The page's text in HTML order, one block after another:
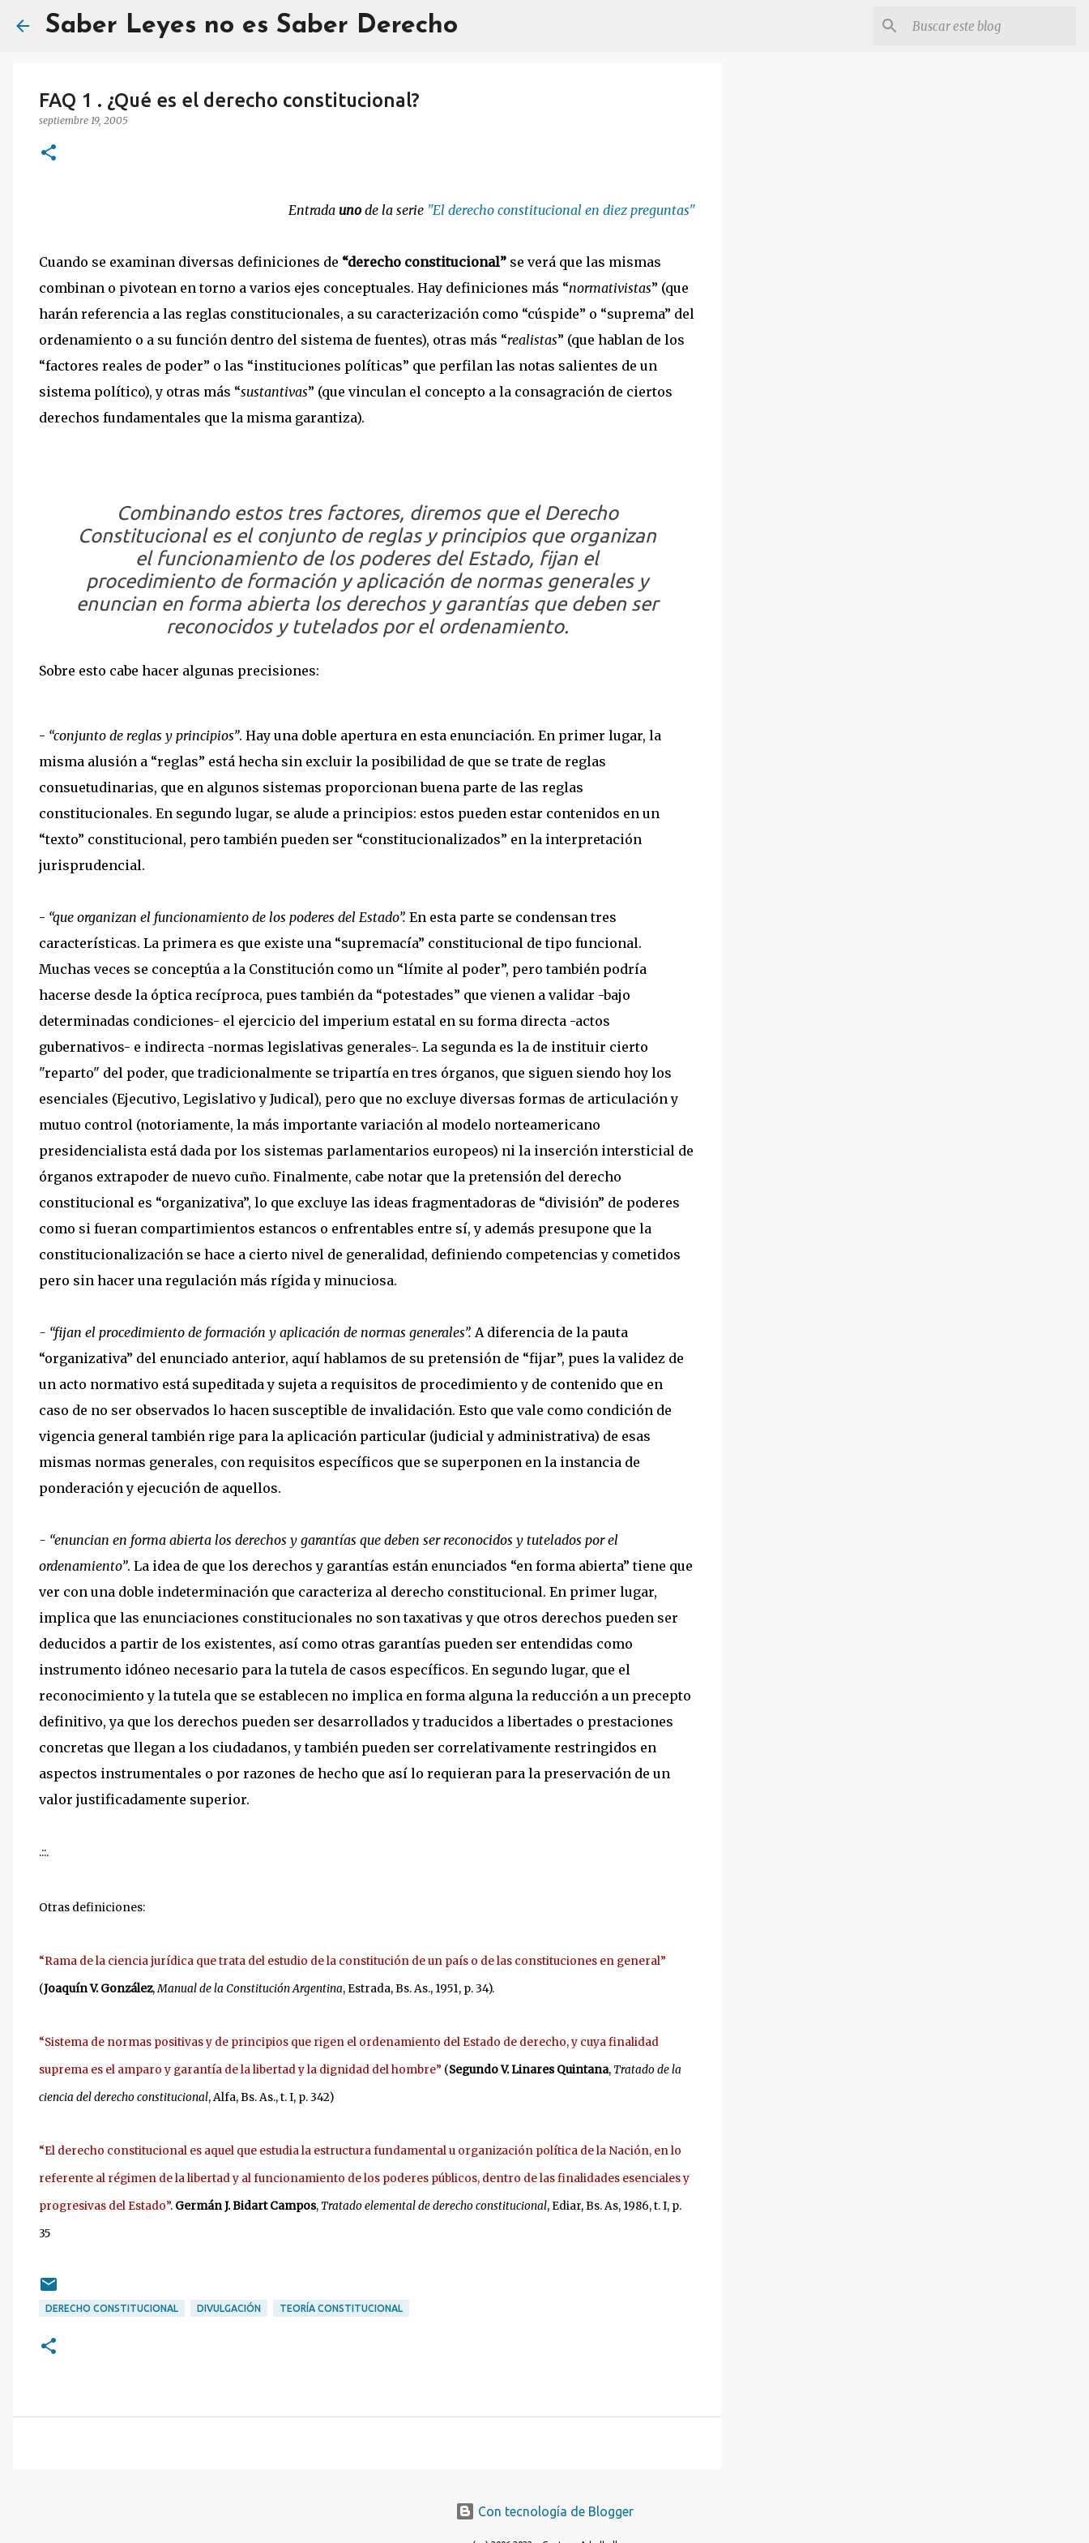
Saber Leyes no es Saber Derecho
FAQ 1 . ¿Qué es el derecho constitucional?
septiembre 19, 2005
Entrada uno de la serie "El derecho constitucional en diez preguntas"
Cuando se examinan diversas definiciones de “derecho constitucional” se verá que las mismas
combinan o pivotean en torno a varios ejes conceptuales. Hay definiciones más “normativistas” (que
harán referencia a las reglas constitucionales, a su caracterización como “cúspide” o “suprema” del
ordenamiento o a su función dentro del sistema de fuentes), otras más “realistas” (que hablan de los
“factores reales de poder” o las “instituciones políticas” que perfilan las notas salientes de un
sistema político), y otras más “sustantivas” (que vinculan el concepto a la consagración de ciertos
derechos fundamentales que la misma garantiza).
Combinando estos tres factores, diremos que el Derecho
Constitucional es el conjunto de reglas y principios que organizan
el funcionamiento de los poderes del Estado, fijan el
procedimiento de formación y aplicación de normas generales y
enuncian en forma abierta los derechos y garantías que deben ser
reconocidos y tutelados por el ordenamiento.
Sobre esto cabe hacer algunas precisiones:
- “conjunto de reglas y principios”. Hay una doble apertura en esta enunciación. En primer lugar, la
misma alusión a “reglas” está hecha sin excluir la posibilidad de que se trate de reglas
consuetudinarias, que en algunos sistemas proporcionan buena parte de las reglas
constitucionales. En segundo lugar, se alude a principios: estos pueden estar contenidos en un
“texto” constitucional, pero también pueden ser “constitucionalizados” en la interpretación
jurisprudencial.
- “que organizan el funcionamiento de los poderes del Estado”. En esta parte se condensan tres
características. La primera es que existe una “supremacía” constitucional de tipo funcional.
Muchas veces se conceptúa a la Constitución como un “límite al poder”, pero también podría
hacerse desde la óptica recíproca, pues también da “potestades” que vienen a validar -bajo
determinadas condiciones- el ejercicio del imperium estatal en su forma directa -actos
gubernativos- e indirecta -normas legislativas generales-. La segunda es la de instituir cierto
"reparto" del poder, que tradicionalmente se tripartía en tres órganos, que siguen siendo hoy los
esenciales (Ejecutivo, Legislativo y Judical), pero que no excluye diversas formas de articulación y
mutuo control (notoriamente, la más importante variación al modelo norteamericano
presidencialista está dada por los sistemas parlamentarios europeos) ni la inserción intersticial de
órganos extrapoder de nuevo cuño. Finalmente, cabe notar que la pretensión del derecho
constitucional es “organizativa”, lo que excluye las ideas fragmentadoras de “división” de poderes
como si fueran compartimientos estancos o enfrentables entre sí, y además presupone que la
constitucionalización se hace a cierto nivel de generalidad, definiendo competencias y cometidos
pero sin hacer una regulación más rígida y minuciosa.
- “fijan el procedimiento de formación y aplicación de normas generales”. A diferencia de la pauta
“organizativa” del enunciado anterior, aquí hablamos de su pretensión de “fijar”, pues la validez de
un acto normativo está supeditada y sujeta a requisitos de procedimiento y de contenido que en
caso de no ser observados lo hacen susceptible de invalidación. Esto que vale como condición de
vigencia general también rige para la aplicación particular (judicial y administrativa) de esas
mismas normas generales, con requisitos específicos que se superponen en la instancia de
ponderación y ejecución de aquellos.
- “enuncian en forma abierta los derechos y garantías que deben ser reconocidos y tutelados por el
ordenamiento”. La idea de que los derechos y garantías están enunciados “en forma abierta” tiene que
ver con una doble indeterminación que caracteriza al derecho constitucional. En primer lugar,
implica que las enunciaciones constitucionales no son taxativas y que otros derechos pueden ser
deducidos a partir de los existentes, así como otras garantías pueden ser entendidas como
instrumento idóneo necesario para la tutela de casos específicos. En segundo lugar, que el
reconocimiento y la tutela que se establecen no implica en forma alguna la reducción a un precepto
definitivo, ya que los derechos pueden ser desarrollados y traducidos a libertades o prestaciones
concretas que llegan a los ciudadanos, y también pueden ser correlativamente restringidos en
aspectos instrumentales o por razones de hecho que así lo requieran para la preservación de un
valor justificadamente superior.
.::.
Otras definiciones:
“Rama de la ciencia jurídica que trata del estudio de la constitución de un país o de las constituciones en general”
(Joaquín V. González,Manual de la Constitución Argentina, Estrada, Bs. As., 1951, p. 34).
“Sistema de normas positivas y de principios que rigen el ordenamiento del Estado de derecho, y cuya finalidad
suprema es el amparo y garantía de la libertad y la dignidad del hombre” (Segundo V. Linares Quintana,Tratado de la
ciencia del derecho constitucional, Alfa, Bs. As., t. I, p. 342)
“El derecho constitucional es aquel que estudia la estructura fundamental u organización política de la Nación, en lo
referente al régimen de la libertad y al funcionamiento de los poderes públicos, dentro de las finalidades esenciales y
progresivas del Estado”. Germán J. Bidart Campos,Tratado elemental de derecho constitucional, Ediar, Bs. As, 1986, t. I, p.
35
DERECHO CONSTITUCIONAL DIVULGACIÓN TEORÍA CONSTITUCIONAL
Con tecnología de Blogger